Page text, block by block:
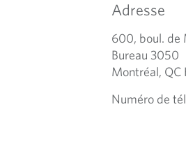
Adresse
600, boul. de
Bureau 3050
Montréal, QC
Numéro de